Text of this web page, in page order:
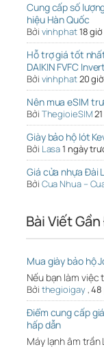
Cung cấp số
hiệu Hàn Quốc
Bởi vinhphat18
Hỗ trợ giá tốt
DAIKIN FVFC
Bởi vinhphat20
Nên mua eSIM
Bởi ThegioieSIM
Giày bảo hộ lót
Bởi Lasa1 ngày
Giá cửa nhựa Đài
Bởi Cua Nhua –
Bài Viết
Mua giày bảo hộ
Nếu bạn làm
Bởi thegioigay,
Điểm cung cấp
hấp dẫn
Máy lạnh âm trần